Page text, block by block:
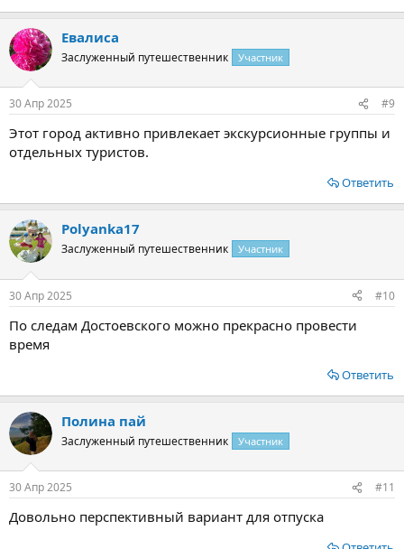
Евалиса
Заслуженный путешественник Участник
30 Апр 2025 #9
Этот город активно привлекает экскурсионные группы и
отдельных туристов.
Ответить
Polyanka17
Заслуженный путешественник Участник
30 Апр 2025 #10
По следам Достоевского можно прекрасно провести
время
Ответить
Полина пай
Заслуженный путешественник Участник
30 Апр 2025 #11
Довольно перспективный вариант для отпуска